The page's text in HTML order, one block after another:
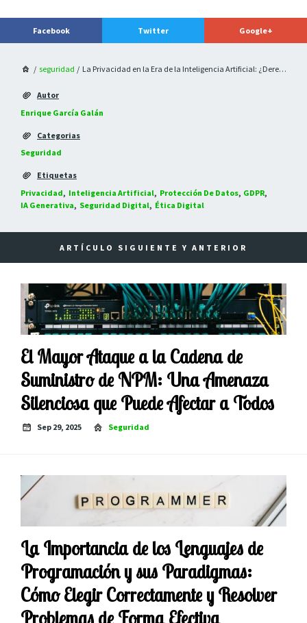
seguridad La Privacidad en la Era de la Inteligencia Artificial: ¿Derecho Fundamental o Sacrificio Voluntario?
Autor
Enrique García Galán
Categorias
Seguridad
Etiquetas
Privacidad
Inteligencia Artificial Protección De Datos GDPR
IA Generativa
Seguridad Digital Ética Digital
ARTÍCULO SIGUIENTE Y ANTERIOR
El Mayor Ataque a la Cadena de
Suministro de NPM: Una Amenaza
Silenciosa que Puede Afectar a Todos
Sep 29, 2025 Seguridad
La Importancia de los Lenguajes de
Programación y sus Paradigmas:
Cómo Elegir Correctamente y Resolver
Problemas de Forma Efectiva